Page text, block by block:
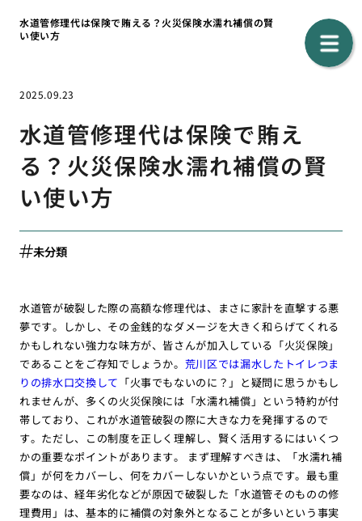
水道管修理代は保険で賄える？火災保険水濡れ補償の賢
い使い方
2025.09.23
水道管修理代は保険で賄え
る？火災保険水濡れ補償の賢
い使い方
未分類
水道管が破裂した際の高額な修理代は、まさに家計を直撃する悪
夢です。しかし、その金銭的なダメージを大きく和らげてくれる
かもしれない強力な味方が、皆さんが加入している「火災保険」
であることをご存知でしょうか。 荒川区では漏水したトイレつま
りの排水口交換して 「火事でもないのに？」と疑問に思うかもし
れませんが、多くの火災保険には「水濡れ補償」という特約が付
帯しており、これが水道管破裂の際に大きな力を発揮するので
す。ただし、この制度を正しく理解し、賢く活用するにはいくつ
かの重要なポイントがあります。 まず理解すべきは、「水濡れ補
償」が何をカバーし、何をカバーしないかという点です。最も重
要なのは、経年劣化などが原因で破裂した「水道管そのものの修
理費用」は、基本的に補償の対象外となることが多いという事実